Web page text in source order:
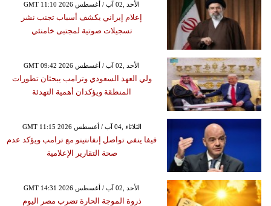
GMT 11:10 2026 الأحد ,02 آب / أغسطس
إعلام إيراني يكشف أسباب تجنب نشر
تسجيلات صوتية لمجتبى خامنئي
GMT 09:42 2026 الأحد ,02 آب / أغسطس
ولي العهد السعودي وترامب يبحثان تطورات
المنطقة ويؤكدان أهمية التهدئة
GMT 11:15 2026 الثلاثاء ,04 آب / أغسطس
فيفا ينفي تواصل إنفانتينو مع ترامب ويؤكد عدم
صحة التقارير الإعلامية
GMT 14:31 2026 الأحد ,02 آب / أغسطس
ذروة الموجة الحارة تضرب مصر اليوم